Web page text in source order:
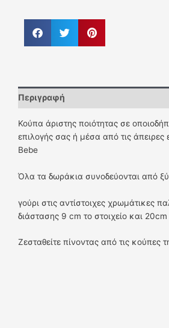
Περιγραφή
Κούπα άριστης ποιότητας σε
επιλογής σας ή μέσα από τις άπειρες
Bebe
Όλα τα δωράκια συνοδεύονται από
γούρι στις αντίστοιχες χρωμάτικες
διάστασης 9 cm το στοιχείο και 20cm
Ζεσταθείτε πίνοντας από τις κούπες